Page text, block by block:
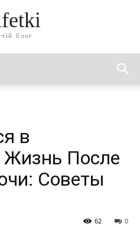
блог
в
После
Советы
0
62